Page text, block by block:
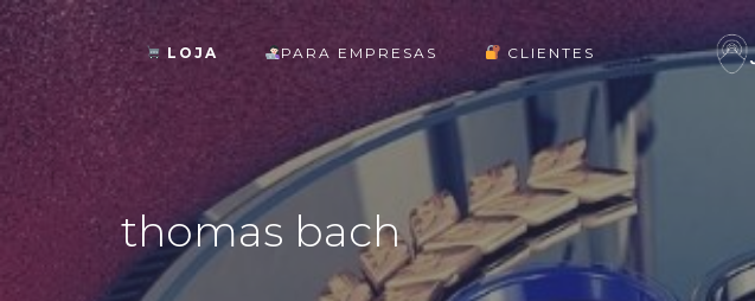
LOJA PARA EMPRESAS CLIENTES
thomas bach